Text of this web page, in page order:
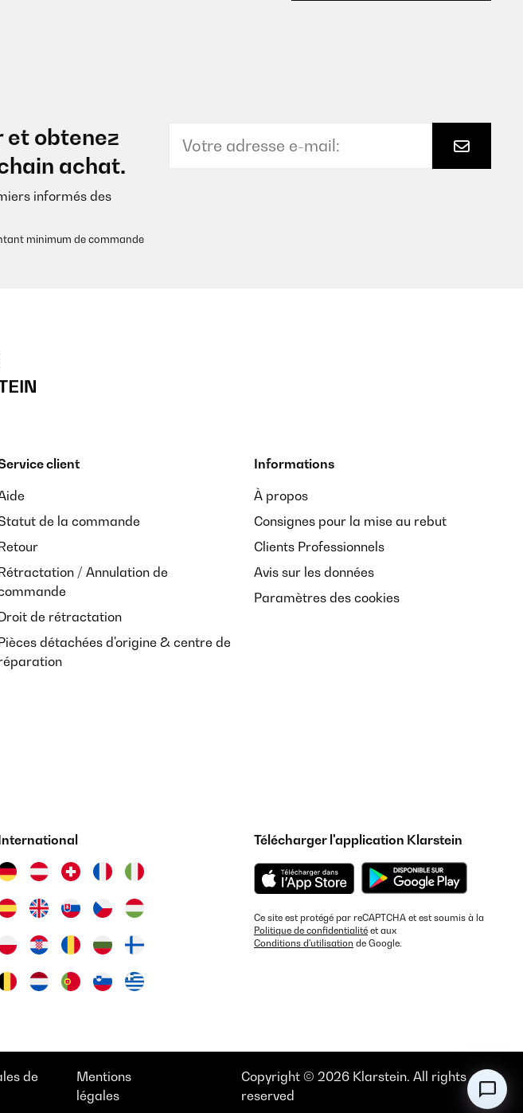
et obtenez
achat.
informés des
minimum de commande
client
de la commande
/ Annulation de
de rétractation
détachées d'origine & centre de
Informations
À propos
Consignes pour la mise au rebut
Clients Professionnels
Avis sur les données
Paramètres des cookies
Télécharger l'application Klarstein
Ce site est protégé par reCAPTCHA et est soumis à la
Politique de confidentialité et aux
Conditions d'utilisation de Google.
de
Mentions
légales
Copyright © 2026 Klarstein. All rights
reserved